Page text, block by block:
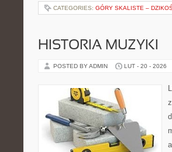
CATEGORIES: GÓRY SKALISTE –
HISTORIA MUZYKI
POSTED BY ADMIN LUT - 20 - 2026